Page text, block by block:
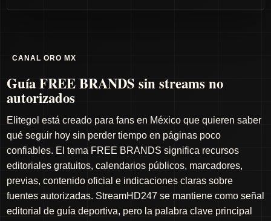
CANAL ORO MX
Guía FREE BRANDS sin streams no
autorizados
Elitegol está creado para fans en México que quieren saber
qué seguir hoy sin perder tiempo en páginas poco
confiables. El tema FREE BRANDS significa recursos
editoriales gratuitos, calendarios públicos, marcadores,
previas, contenido oficial e indicaciones claras sobre
fuentes autorizadas. StreamHD247 se mantiene como señal
editorial de guía deportiva, pero la palabra clave principal